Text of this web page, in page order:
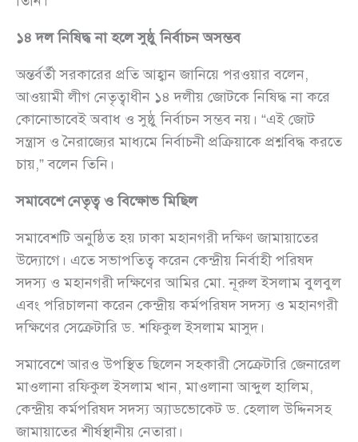
১৪ দল নিষিদ্ধ না হলে সুষ্ঠু নির্বাচন অসম্ভব
অন্তর্বর্তী সরকারের প্রতি আহ্বান জানিয়ে পরওয়ার বলেন,
আওয়ামী লীগ নেতৃত্বাধীন ১৪ দলীয় জোটকে নিষিদ্ধ না করে
কোনোভাবেই অবাধ ও সুষ্ঠু নির্বাচন সম্ভব নয়। “এই জোট
সন্ত্রাস ও নৈরাজ্যের মাধ্যমে নির্বাচনী প্রক্রিয়াকে প্রশ্নবিদ্ধ করতে
চায়,” বলেন তিনি।
সমাবেশে নেতৃত্ব ও বিক্ষোভ মিছিল
সমাবেশটি অনুষ্ঠিত হয় ঢাকা মহানগরী দক্ষিণ জামায়াতের
উদ্যোগে। এতে সভাপতিত্ব করেন কেন্দ্রীয় নির্বাহী পরিষদ
সদস্য ও মহানগরী দক্ষিণের আমির মো. নূরুল ইসলাম বুলবুল
এবং পরিচালনা করেন কেন্দ্রীয় কর্মপরিষদ সদস্য ও মহানগরী
দক্ষিণের সেক্রেটারি ড. শফিকুল ইসলাম মাসুদ।
সমাবেশে আরও উপস্থিত ছিলেন সহকারী সেক্রেটারি জেনারেল
মাওলানা রফিকুল ইসলাম খান, মাওলানা আব্দুল হালিম,
কেন্দ্রীয় কর্মপরিষদ সদস্য অ্যাডভোকেট ড. হেলাল উদ্দিনসহ
জামায়াতের শীর্ষস্থানীয় নেতারা।